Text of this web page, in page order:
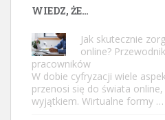
WIEDZ, ŻE…
Jak skutecznie
online?
pracowników
W dobie cyfryzacji wiele
przenosi się do świata
wyjątkiem. Wirtualne formy …